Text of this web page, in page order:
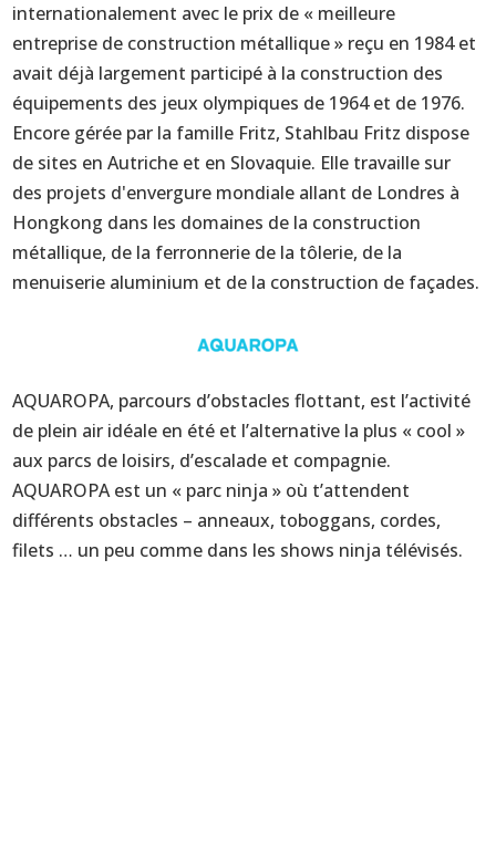
internationalement avec le prix de « meilleure
entreprise de construction métallique » reçu en 1984 et
avait déjà largement participé à la construction des
équipements des jeux olympiques de 1964 et de 1976.
Encore gérée par la famille Fritz, Stahlbau Fritz dispose
de sites en Autriche et en Slovaquie. Elle travaille sur
des projets d'envergure mondiale allant de Londres à
Hongkong dans les domaines de la construction
métallique, de la ferronnerie de la tôlerie, de la
menuiserie aluminium et de la construction de façades.
AQUAROPA, parcours d’obstacles flottant, est l’activité
de plein air idéale en été et l’alternative la plus « cool »
aux parcs de loisirs, d’escalade et compagnie.
AQUAROPA est un « parc ninja » où t’attendent
différents obstacles – anneaux, toboggans, cordes,
filets … un peu comme dans les shows ninja télévisés.